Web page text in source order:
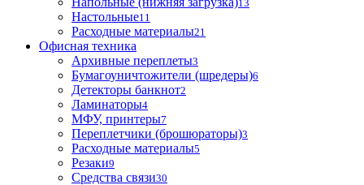
13
Настольные11
Расходные материалы21
Офисная техника
Архивные переплеты3
Бумагоуничтожители (шредеры)6
Детекторы банкнот2
Ламинаторы4
МФУ, принтеры7
Переплетчики (брошюраторы)3
Расходные материалы5
Резаки9
Средства связи30